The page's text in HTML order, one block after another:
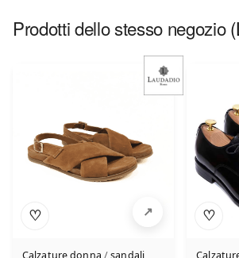
Prodotti dello stesso negozio
♡ ♡